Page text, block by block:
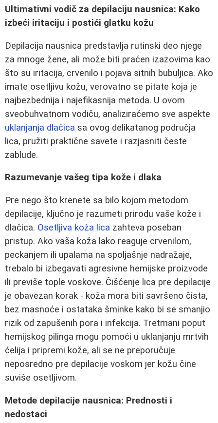
Ultimativni vodič za depilaciju nausnica: Kako
izbeći iritaciju i postići glatku kožu
Depilacija nausnica predstavlja rutinski deo njege
za mnoge žene, ali može biti praćen izazovima kao
što su iritacija, crvenilo i pojava sitnih bubuljica. Ako
imate osetljivu kožu, verovatno se pitate koja je
najbezbednija i najefikasnija metoda. U ovom
sveobuhvatnom vodiču, analiziraćemo sve aspekte
uklanjanja dlačica sa ovog delikatanog područja
lica, pružiti praktične savete i razjasniti česte
zablude.
Razumevanje vašeg tipa kože i dlaka
Pre nego što krenete sa bilo kojom metodom
depilacije, ključno je razumeti prirodu vaše kože i
dlačica. Osetljiva koža lica zahteva poseban
pristup. Ako vaša koža lako reaguje crvenilom,
peckanjem ili upalama na spoljašnje nadražaje,
trebalo bi izbegavati agresivne hemijske proizvode
ili previše tople voskove. Čišćenje lica pre depilacije
je obavezan korak - koža mora biti savršeno čista,
bez masnoće i ostataka šminke kako bi se smanjio
rizik od zapušenih pora i infekcija. Tretmani poput
hemijskog pilinga mogu pomoći u uklanjanju mrtvih
ćelija i pripremi kože, ali se ne preporučuje
neposredno pre depilacije voskom jer kožu čine
suviše osetljivom.
Metode depilacije nausnica: Prednosti i
nedostaci